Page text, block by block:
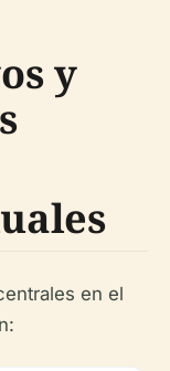
y
en el